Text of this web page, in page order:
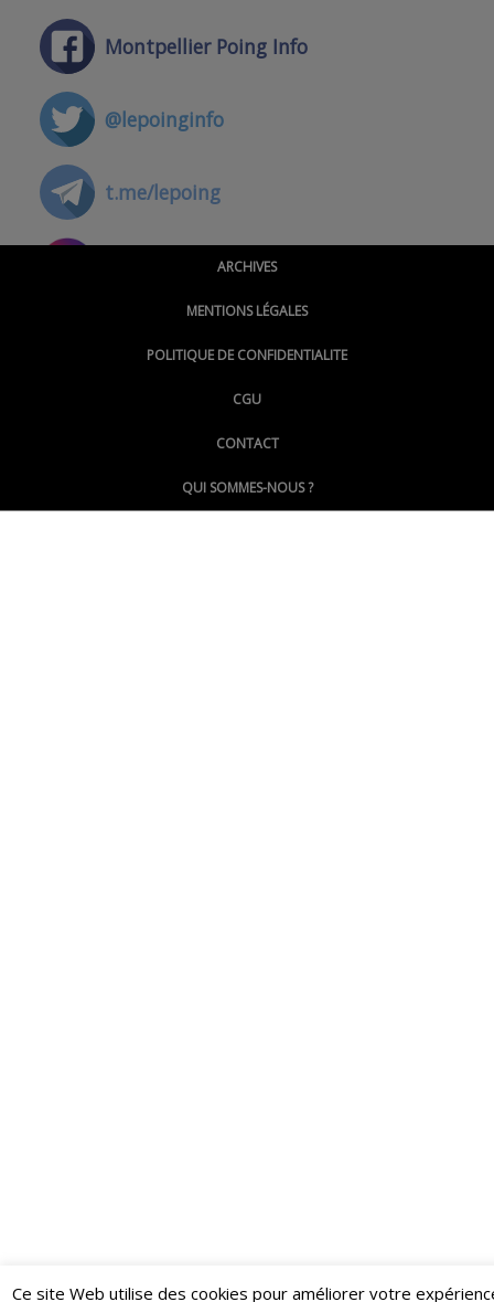
Montpellier Poing Info
@lepoinginfo
t.me/lepoing
@montpellierpoinginfo
@LePoingMontpellier
ARCHIVES
MENTIONS LÉGALES
POLITIQUE DE CONFIDENTIALITE
CGU
CONTACT
QUI SOMMES-NOUS ?
Ce site Web utilise des cookies pour améliorer votre